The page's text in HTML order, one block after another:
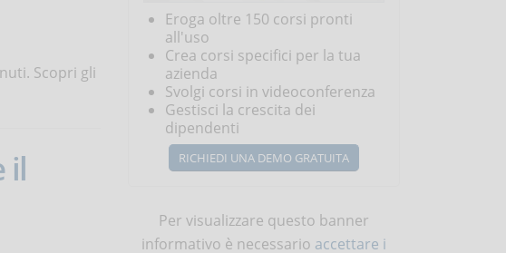
Scopri gli
il
Eroga oltre 150 corsi pronti
all'uso
Crea corsi specifici per la tua
azienda
Svolgi corsi in videoconferenza
Gestisci la crescita dei
dipendenti
RICHIEDI UNA DEMO GRATUITA
Per visualizzare questo banner
informativo è necessario accettare i